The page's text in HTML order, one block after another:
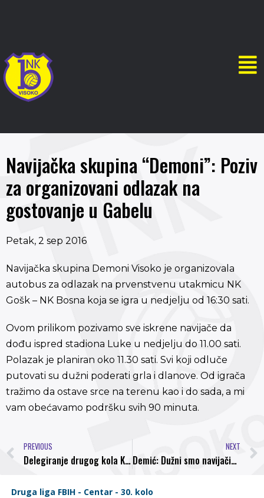
Navijačka skupina “Demoni”: Poziv
za organizovani odlazak na
gostovanje u Gabelu
Petak, 2 sep 2016
Navijačka skupina Demoni Visoko je organizovala
autobus za odlazak na prvenstvenu utakmicu NK
Gošk – NK Bosna koja se igra u nedjelju od 16:30 sati.
Ovom prilikom pozivamo sve iskrene navijače da
dođu ispred stadiona Luke u nedjelju do 11.00 sati.
Polazak je planiran oko 11.30 sati. Svi koji odluče
putovati su dužni poderati grla i dlanove. Od igrača
tražimo da ostave srce na terenu kao i do sada, a mi
vam obećavamo podršku svih 90 minuta.
PREVIOUS
Delegiranje drugog kola Kupa Federacije BiH
NEXT
Demić: Dužni smo navijačima, sutra moramo biti bolji